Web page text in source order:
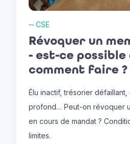
─ CSE
Révoquer un
- est-ce possible
comment faire ?
Élu inactif, trésorier
profond… Peut-on révoquer
en cours de mandat ?
limites.